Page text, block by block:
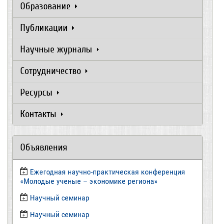
Образование
Публикации
Научные журналы
Сотрудничество
Ресурсы
Контакты
Объявления
Ежегодная научно-практическая конференция
«Молодые ученые – экономике региона»
​Научный семинар
​Научный семинар